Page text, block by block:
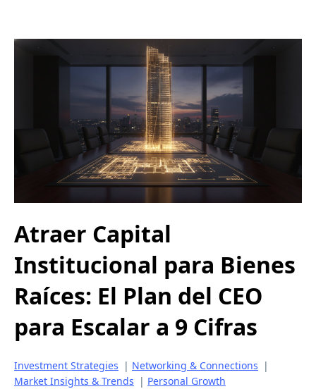
Atraer Capital
Institucional para Bienes
Raíces: El Plan del CEO
para Escalar a 9 Cifras
Investment Strategies | Networking & Connections |
Market Insights & Trends | Personal Growth